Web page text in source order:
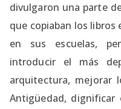
divulgaron una parte
que copiaban los libros
en sus escuelas,
introducir el más
arquitectura, mejorar
Antigüedad,